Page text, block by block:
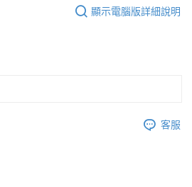
顯示電腦版詳細說明
客服